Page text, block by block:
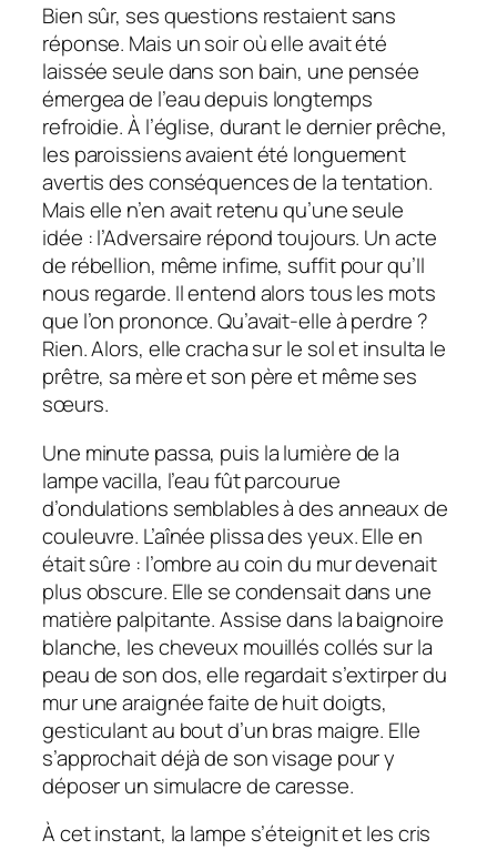
Bien sûr, ses questions restaient sans
réponse. Mais un soir où elle avait été
laissée seule dans son bain, une pensée
émergea de l’eau depuis longtemps
refroidie. À l’église, durant le dernier prêche,
les paroissiens avaient été longuement
avertis des conséquences de la tentation.
Mais elle n’en avait retenu qu’une seule
idée : l’Adversaire répond toujours. Un acte
de rébellion, même infime, suffit pour qu’Il
nous regarde. Il entend alors tous les mots
que l’on prononce. Qu’avait-elle à perdre ?
Rien. Alors, elle cracha sur le sol et insulta le
prêtre, sa mère et son père et même ses
sœurs.
Une minute passa, puis la lumière de la
lampe vacilla, l’eau fût parcourue
d’ondulations semblables à des anneaux de
couleuvre. L’aînée plissa des yeux. Elle en
était sûre : l’ombre au coin du mur devenait
plus obscure. Elle se condensait dans une
matière palpitante. Assise dans la baignoire
blanche, les cheveux mouillés collés sur la
peau de son dos, elle regardait s’extirper du
mur une araignée faite de huit doigts,
gesticulant au bout d’un bras maigre. Elle
s’approchait déjà de son visage pour y
déposer un simulacre de caresse.
À cet instant, la lampe s’éteignit et les cris